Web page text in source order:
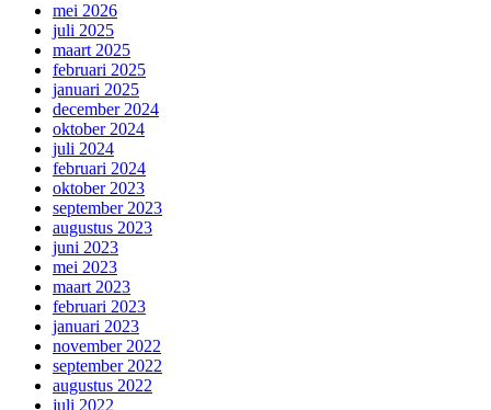
mei 2026
juli 2025
maart 2025
februari 2025
januari 2025
december 2024
oktober 2024
juli 2024
februari 2024
oktober 2023
september 2023
augustus 2023
juni 2023
mei 2023
maart 2023
februari 2023
januari 2023
november 2022
september 2022
augustus 2022
juli 2022